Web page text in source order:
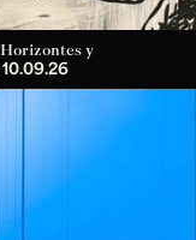
Horizontes y
10.09.26